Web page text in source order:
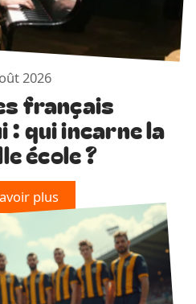
2026
français
: qui incarne la
école ?
plus